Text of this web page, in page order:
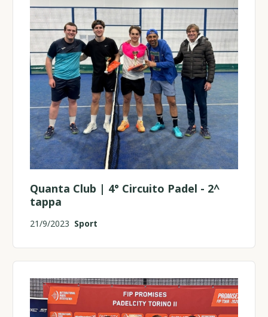
Quanta Club | 4° Circuito Padel - 2^
tappa
21/9/2023 Sport